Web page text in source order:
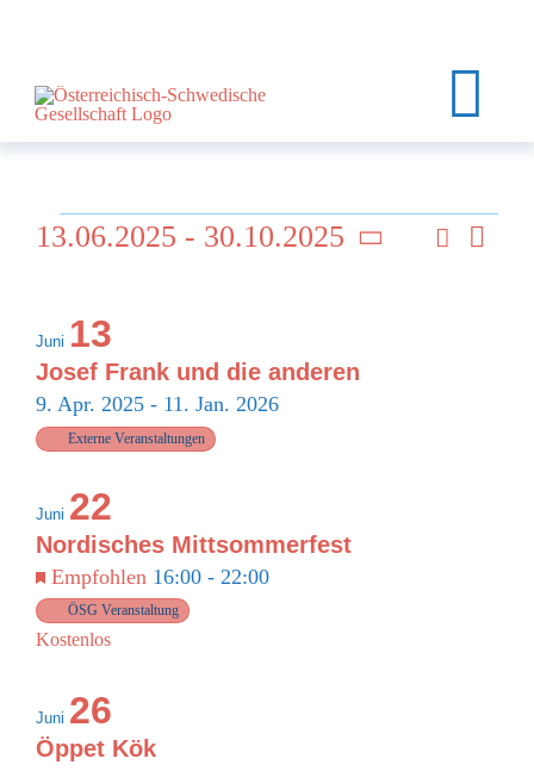
ÜBER UNS
VeranstaltungenSuche
Foto
13.06.2025 - 30.10.2025
List
of
Veranstaltungen
Photo
View
Juni 13
Josef Frank und die anderen
9. Apr. 2025 - 11. Jan. 2026
Externe Veranstaltungen
Juni 22
Nordisches Mittsommerfest
Empfohlen 16:00 - 22:00
ÖSG Veranstaltung
Kostenlos
Juni 26
Öppet Kök